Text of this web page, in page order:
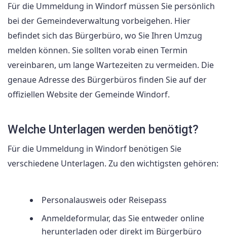
Für die Ummeldung in Windorf müssen Sie persönlich
bei der Gemeindeverwaltung vorbeigehen. Hier
befindet sich das Bürgerbüro, wo Sie Ihren Umzug
melden können. Sie sollten vorab einen Termin
vereinbaren, um lange Wartezeiten zu vermeiden. Die
genaue Adresse des Bürgerbüros finden Sie auf der
offiziellen Website der Gemeinde Windorf.
Welche Unterlagen werden benötigt?
Für die Ummeldung in Windorf benötigen Sie
verschiedene Unterlagen. Zu den wichtigsten gehören:
Personalausweis oder Reisepass
Anmeldeformular, das Sie entweder online
herunterladen oder direkt im Bürgerbüro